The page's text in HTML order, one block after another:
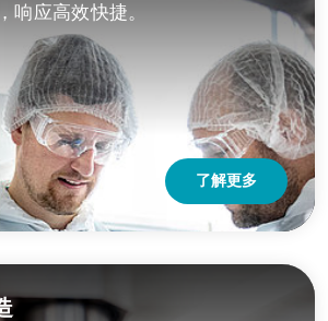
响应高效快捷。
了解更多